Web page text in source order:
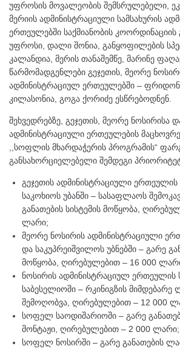
უფროსის მოვალეობის შემსრულებელი,
მერიის ადმინისტრაციული სამსახურის
ერთეულებში საქმიანობის
უფროსი, დალი შონია, განყოფილების
კალანდია, მერის თანაშემწე, მარინე
წარმომადგენლები გეჯეთის, მეორე
ადმინისტრაციულ ერთეულებში – ფრიდონ
კილასონია, გოგა ქორიძე ესწრებოდნენ.
შეხვედრებზე, გეჯეთის, მეორე ნოსირისა
ადმინისტრაციული ერთეულების
,,სოფლის მხარდაჭერის პროგრამის“
განსახორციელებელი შემდეგი
გეჯეთის ადმინისტრაციული ერთეულის
საკოხიოს უბანში – სასაფლაოს
განათების სისტემის მოწყობა,
ლარი;
მეორე ნოსირის ადმინისტრაციული
და საკუპრეიშვილოს უბნებში – გარე
მოწყობა, ღირებულებით – 16 000
ნოსირის ადმინისტრაციულ
საბესელიოში – რკინიგზის მიმდებარე
შემოღობვა, ღირებულებით – 12 000
სოფელ საოდიშარიოში – გარე
მონტაჟი, ღირებულებით – 2 000 ლარი;
სოფელ ნოსირში – გარე განათების